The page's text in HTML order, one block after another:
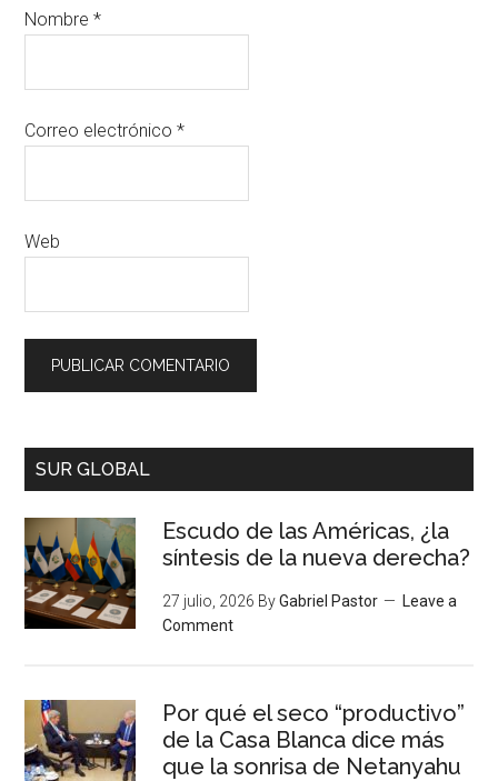
Nombre*
Correo electrónico*
Web
SUR GLOBAL
Escudo de las Américas, ¿la
síntesis de la nueva derecha?
27 julio, 2026 ByGabriel Pastor
Leave a
Comment
Por qué el seco “productivo”
de la Casa Blanca dice más
que la sonrisa de Netanyahu